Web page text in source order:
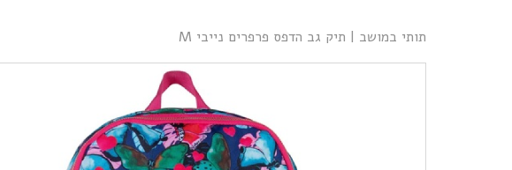
תותי במושב | תיק גב הדפס פרפרים נייבי M